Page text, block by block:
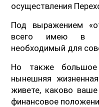
осуществления
Под выражением
всего имею в
необходимый для
Но также
нынешняя
живете, каково
финансовое